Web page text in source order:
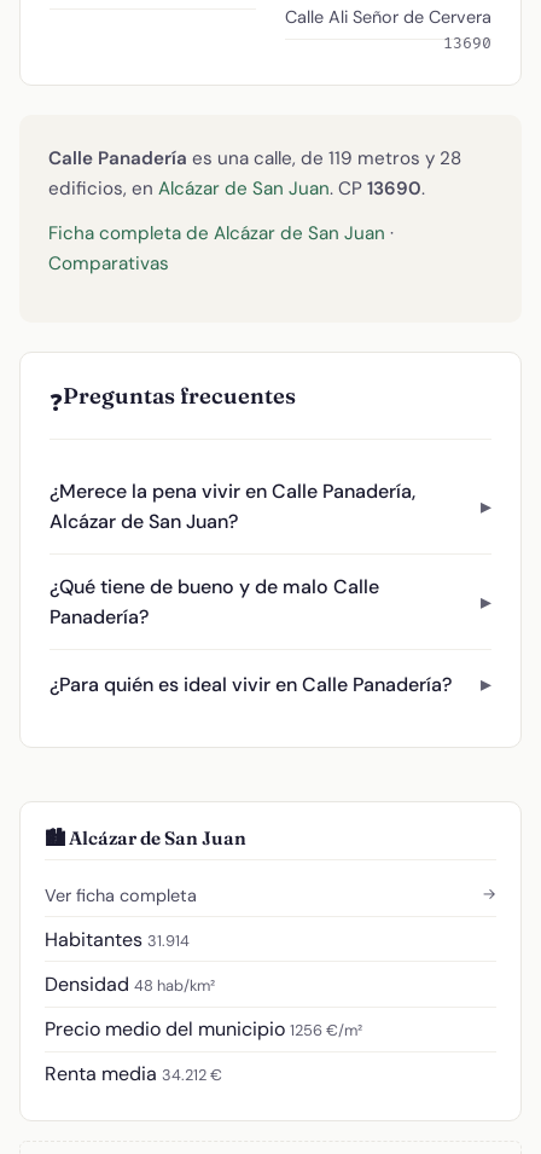
Calle Ali Señor de Cervera
13690
Calle Panadería es una calle, de 119 metros y 28
edificios, en Alcázar de San Juan. CP 13690.
Ficha completa de Alcázar de San Juan ·
Comparativas
❓Preguntas frecuentes
¿Merece la pena vivir en Calle Panadería,
Alcázar de San Juan?
¿Qué tiene de bueno y de malo Calle
Panadería?
¿Para quién es ideal vivir en Calle Panadería?
🏙️ Alcázar de San Juan
Ver ficha completa →
Habitantes 31.914
Densidad 48 hab/km²
Precio medio del municipio 1256 €/m²
Renta media 34.212 €